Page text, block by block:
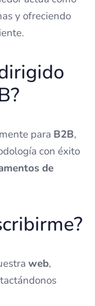
y ofreciendo
para B2B,
con éxito
de
web,